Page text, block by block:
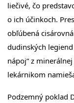
liečivé, čo
o ich účinkoch.
obľúbená
dudinských
nápoj“ z
lekárnikom
Podzemný poklad